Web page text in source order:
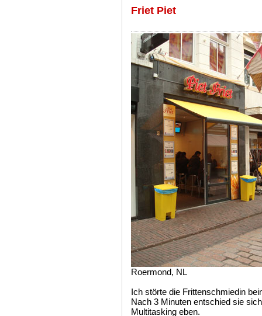
Friet Piet
Roermond, NL
Ich störte die Frittenschmiedin
Nach 3 Minuten entschied sie
Multitasking eben.